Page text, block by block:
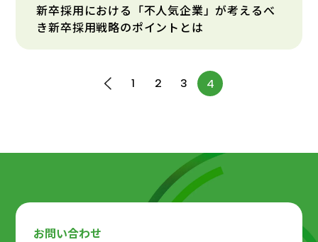
新卒採用における「不人気企業」が考えるべ
き新卒採用戦略のポイントとは
1 2 3 4
お問い合わせ